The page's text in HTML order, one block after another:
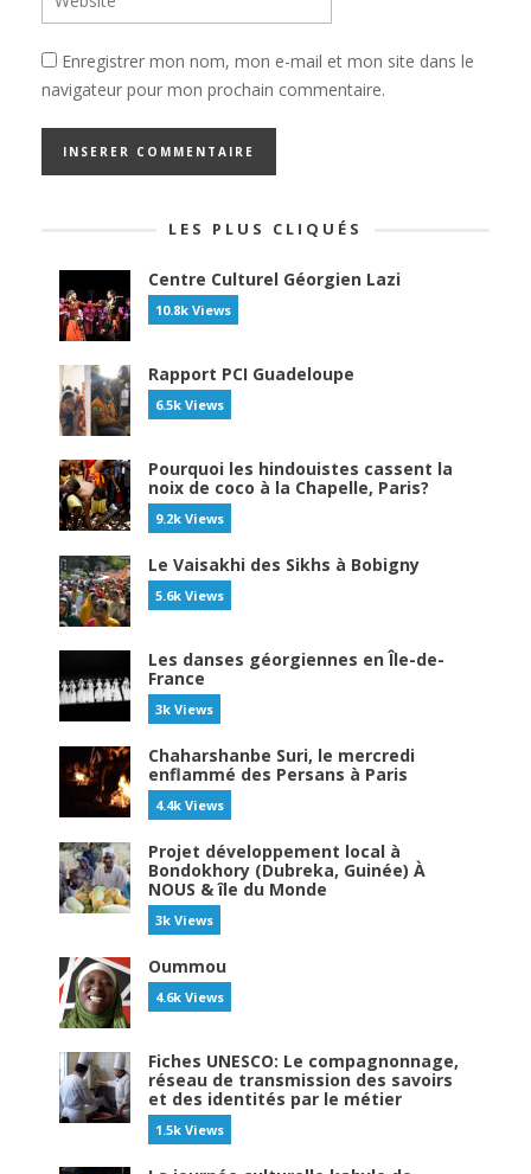
Enregistrer mon nom, mon e-mail et mon site dans le
navigateur pour mon prochain commentaire.
LES PLUS CLIQUÉS
Centre Culturel Géorgien Lazi
10.8k Views
Rapport PCI Guadeloupe
6.5k Views
Pourquoi les hindouistes cassent la
noix de coco à la Chapelle, Paris?
9.2k Views
Le Vaisakhi des Sikhs à Bobigny
5.6k Views
Les danses géorgiennes en Île-de-
France
3k Views
Chaharshanbe Suri, le mercredi
enflammé des Persans à Paris
4.4k Views
Projet développement local à
Bondokhory (Dubreka, Guinée) À
NOUS & île du Monde
3k Views
Oummou
4.6k Views
Fiches UNESCO: Le compagnonnage,
réseau de transmission des savoirs
et des identités par le métier
1.5k Views